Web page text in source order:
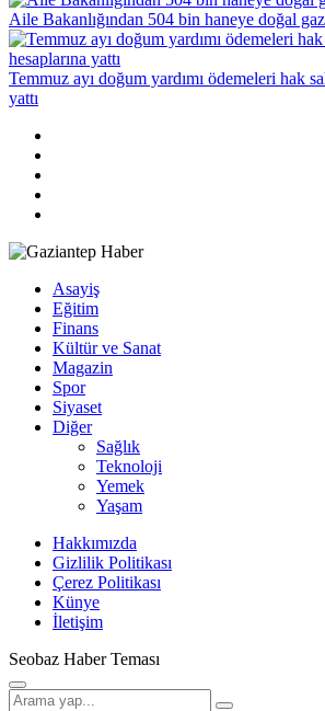
Aile Bakanlığından 504 bin haneye doğal
Temmuz ayı doğum yardımı ödemeleri hak
yattı
Asayiş
Eğitim
Finans
Kültür ve Sanat
Magazin
Spor
Siyaset
Diğer
Sağlık
Teknoloji
Yemek
Yaşam
Hakkımızda
Gizlilik Politikası
Çerez Politikası
Künye
İletişim
Seobaz Haber Teması